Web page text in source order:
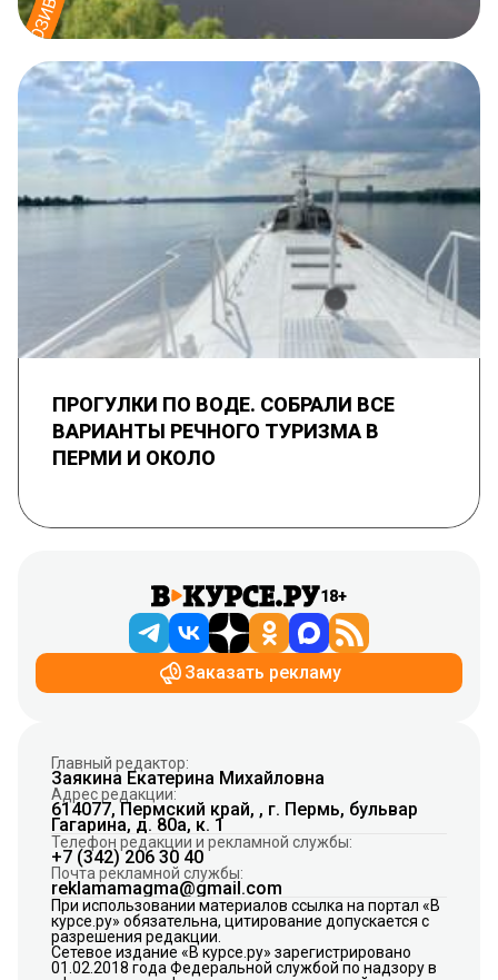
ПРОГУЛКИ ПО ВОДЕ. СОБРАЛИ ВСЕ
ВАРИАНТЫ РЕЧНОГО ТУРИЗМА В
ПЕРМИ И ОКОЛО
18+
Заказать рекламу
Главный редактор:
Заякина Екатерина Михайловна
Адрес редакции:
614077, Пермский край, , г. Пермь, бульвар
Гагарина, д. 80а, к. 1
Телефон редакции и рекламной службы:
+7 (342) 206 30 40
Почта рекламной службы:
reklamamagma@gmail.com
При использовании материалов ссылка на портал «В
курсе.ру» обязательна, цитирование допускается с
разрешения редакции.
Сетевое издание «В курсе.ру» зарегистрировано
01.02.2018 года Федеральной службой по надзору в